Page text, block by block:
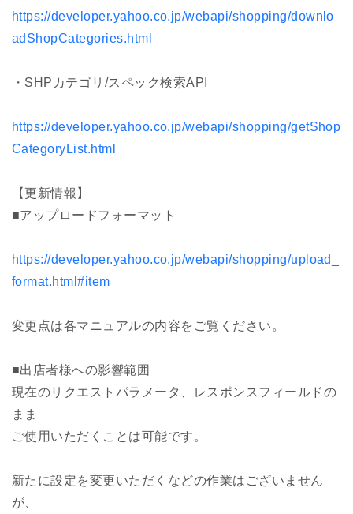
https://developer.yahoo.co.jp/webapi/shopping/downlo
adShopCategories.html
・SHPカテゴリ/スペック検索API
https://developer.yahoo.co.jp/webapi/shopping/getShop
CategoryList.html
【更新情報】
■アップロードフォーマット
https://developer.yahoo.co.jp/webapi/shopping/upload_
format.html#item
変更点は各マニュアルの内容をご覧ください。
■出店者様への影響範囲
現在のリクエストパラメータ、レスポンスフィールドの
まま
ご使用いただくことは可能です。
新たに設定を変更いただくなどの作業はございません
が、